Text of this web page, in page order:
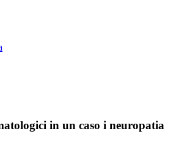
in un caso i neuropatia